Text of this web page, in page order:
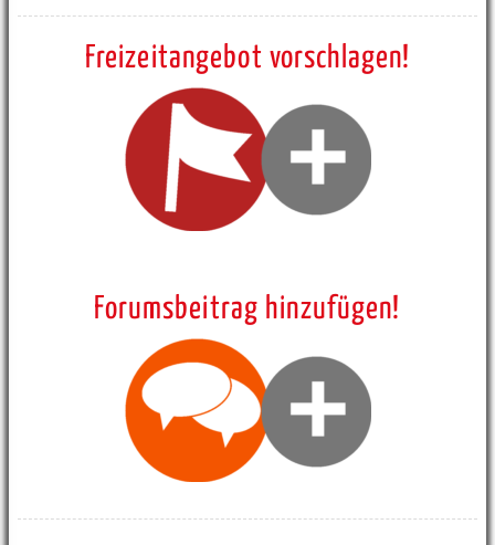
Freizeitangebot vorschlagen!
Forumsbeitrag hinzufügen!